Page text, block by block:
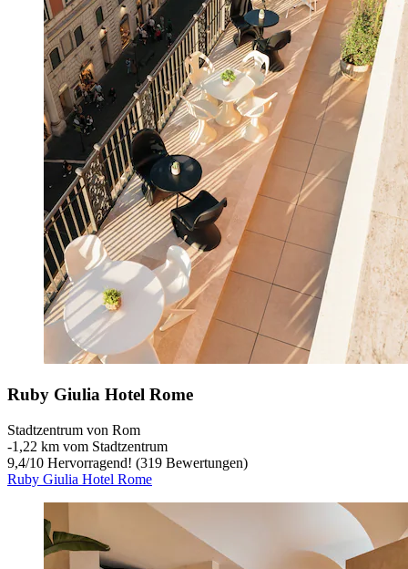
Ruby Giulia Hotel Rome
Stadtzentrum von Rom
‐1,22 km vom Stadtzentrum
9,4/10 Hervorragend! (319 Bewertungen)
Ruby Giulia Hotel Rome